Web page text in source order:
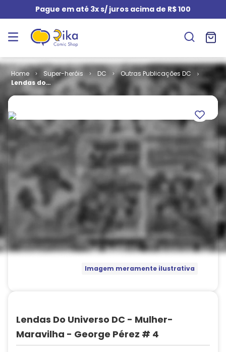
Pague em até 3x s/ juros acima de R$ 100
Super-heróis DC
Outras Publicações DC
Lendas do
Universo DC -
Maravilha -
George Pérez
# 4
Imagem meramente ilustrativa
Lendas Do Universo DC - Mulher-
Maravilha - George Pérez # 4